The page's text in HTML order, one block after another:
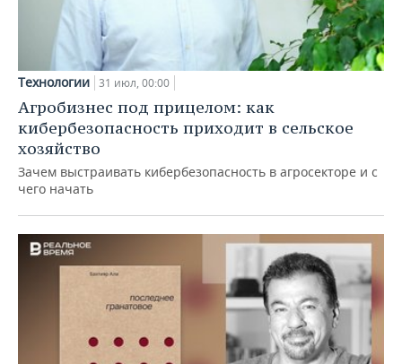
Технологии 31 июл, 00:00
Агробизнес под прицелом: как
кибербезопасность приходит в сельское
хозяйство
Зачем выстраивать кибербезопасность в агросекторе и с
чего начать